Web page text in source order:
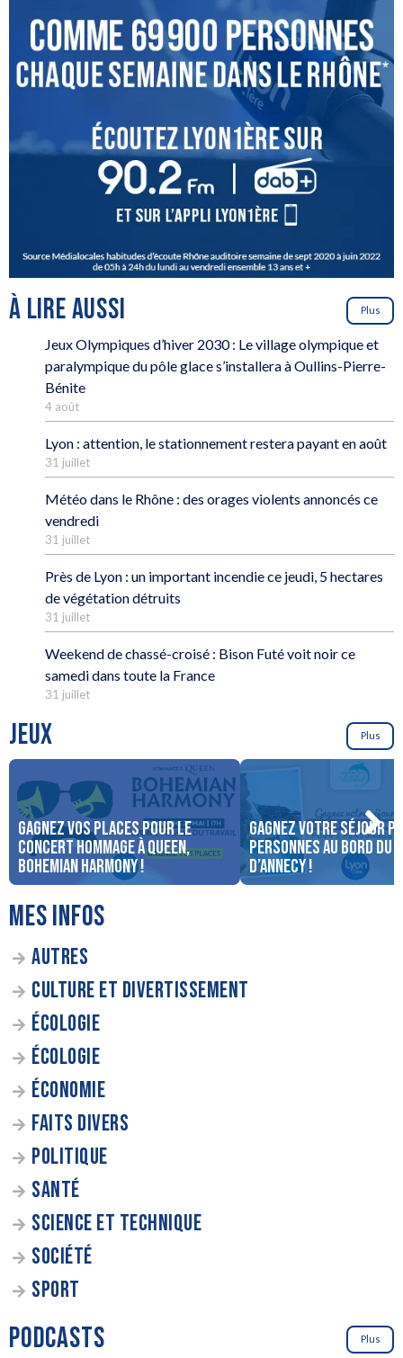
À LIRE AUSSI Plus
Jeux Olympiques d’hiver 2030 : Le village olympique et
paralympique du pôle glace s’installera à Oullins-Pierre-
Bénite
4 août
Lyon : attention, le stationnement restera payant en août
31 juillet
Météo dans le Rhône : des orages violents annoncés ce
vendredi
31 juillet
Près de Lyon : un important incendie ce jeudi, 5 hectares
de végétation détruits
31 juillet
Weekend de chassé-croisé : Bison Futé voit noir ce
samedi dans toute la France
31 juillet
JEUX Plus
Gagnez vos places pour le
concert Hommage à Queen,
Bohemian Harmony !
Gagnez votre séjour
personnes au bord du
d’Annecy !
MES INFOS
AUTRES
CULTURE ET DIVERTISSEMENT
ÉCOLOGIE
ÉCOLOGIE
ÉCONOMIE
FAITS DIVERS
POLITIQUE
SANTÉ
SCIENCE ET TECHNIQUE
SOCIÉTÉ
SPORT
PODCASTS Plus